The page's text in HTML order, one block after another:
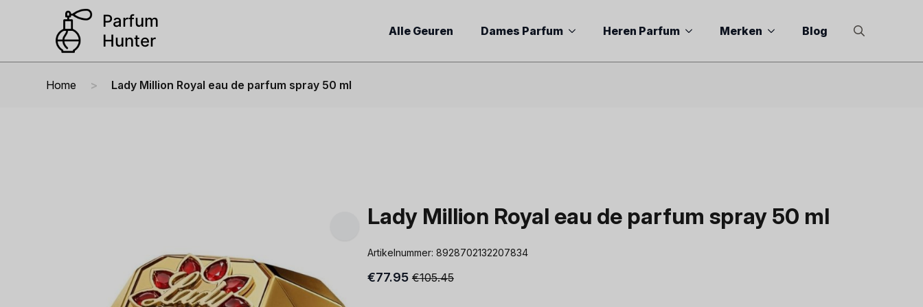
Alle Geuren Dames Parfum Heren Parfum Merken
Blog
Home Lady Million Royal eau de parfum spray 50 ml
Lady Million Royal eau de parfum spray 50 ml
Artikelnummer:8928702132207834
€105.45
Oorspronkelijke
€77.95
Huidige